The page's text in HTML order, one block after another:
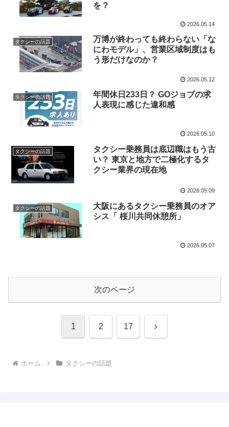
を？
2026.05.14
タクシーの話題
万博が終わっても終わらない「な
にわモデル」、営業区域制度はも
う形だけなのか？
2026.05.12
タクシーの話題
年間休日233日？ GOジョブの求
人表現に感じた違和感
2026.05.10
タクシーの話題
タクシー乗務員は底辺職はもう古
い？ 東京と地方で二極化するタ
クシー業界の現在地
2026.05.09
タクシーの話題
大阪にあるタクシー乗務員のオア
シス「 桜川共同休憩所」
2026.05.07
次のページ
1 2 17 次
ホーム タクシーの話題